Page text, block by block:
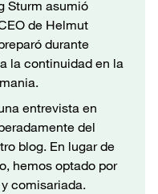
Sturm asumió
de Helmut
durante
la continuidad en la
entrevista en
del
blog. En lugar de
hemos optado por
comisariada.